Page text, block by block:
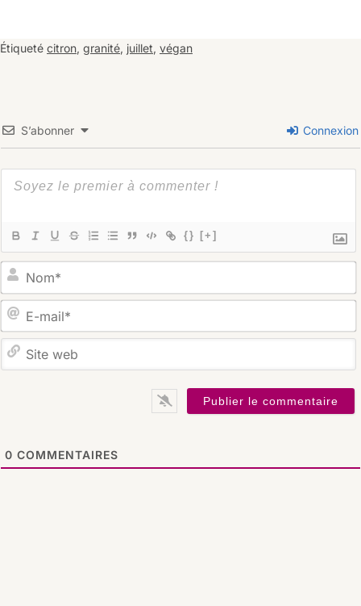
Étiqueté citron, granité, juillet, végan
S’abonner Connexion
{} [+]
0 COMMENTAIRES